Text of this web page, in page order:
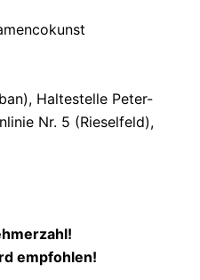
Haltestelle Peter-
Nr. 5 (Rieselfeld),
empfohlen!